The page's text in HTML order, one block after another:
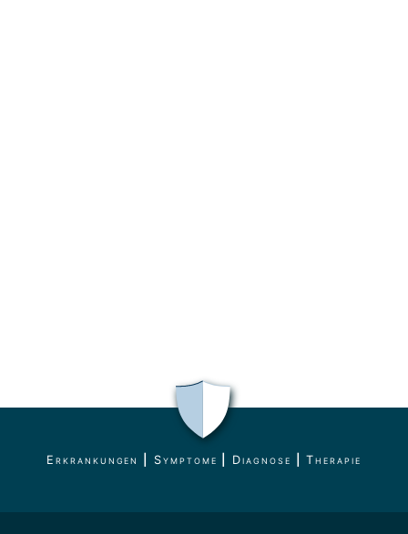
Erkrankungen Symptome Diagnose |Therapie